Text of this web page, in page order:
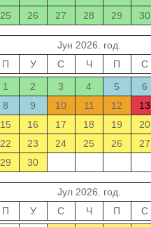
25
26 27 28 29 30
Јун 2026. год.
П
У С Ч П С
1
2 3 4 5 6
8
9 10 11 12 13
15
16 17 18 19 20
22
23 24 25 26 27
29
30
Јул 2026. год.
П
У С Ч П С